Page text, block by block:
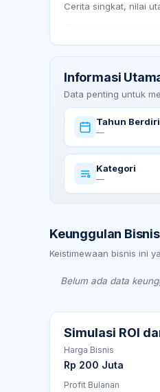
Cerita singkat, nilai
Informasi
Data penting untuk
Tahun Berdiri
—
Kategori
—
Keunggulan Bisnis
Keistimewaan bisnis ini
Belum ada data
Simulasi ROI
Harga Bisnis
Rp 200 Juta
Profit Bulanan